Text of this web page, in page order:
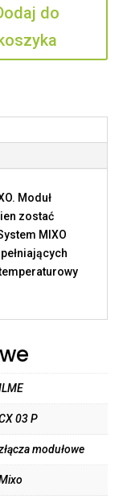
P
do
Moduł
zostać
MIXO
03 P
modułowe